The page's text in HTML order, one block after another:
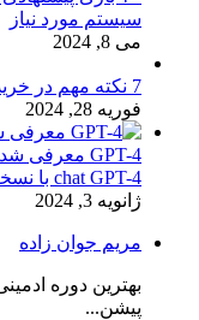
سیستم مورد نیاز
می 8, 2024
7 نکته مهم در خرید دوربین مداربسته + راهنمای خرید
فوریه 28, 2024
chat GPT-4 با نسخه 3.5
ژانویه 3, 2024
مریم جوان زاده
بهترین دوره
پیشن...